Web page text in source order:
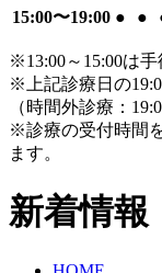
15:00〜19:00 ● ●
※13:00～15:00は
※上記診療日の
（時間外診療：
※診療の受付時間
ます。
新着情報